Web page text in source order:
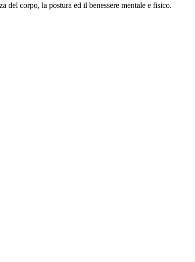
corpo, la postura ed il benessere mentale e fisico.